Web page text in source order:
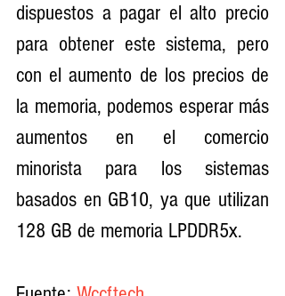
dispuestos a pagar el alto precio
para obtener este sistema, pero
con el aumento de los precios de
la memoria, podemos esperar más
aumentos en el comercio
minorista para los sistemas
basados en GB10, ya que utilizan
128 GB de memoria LPDDR5x.